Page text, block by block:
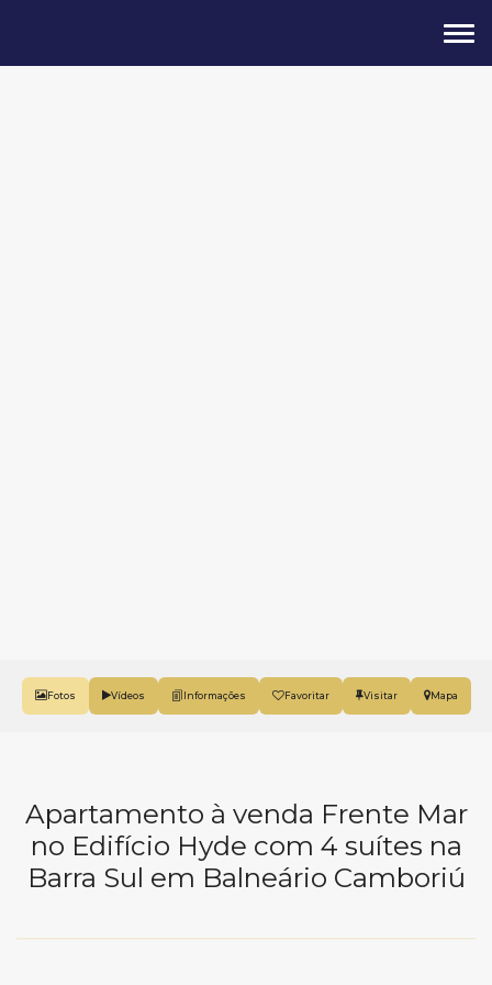
Fotos Vídeos Favoritar Mapa
Apartamento à venda Frente Mar
no Edifício Hyde com 4 suítes na
Barra Sul em Balneário Camboriú